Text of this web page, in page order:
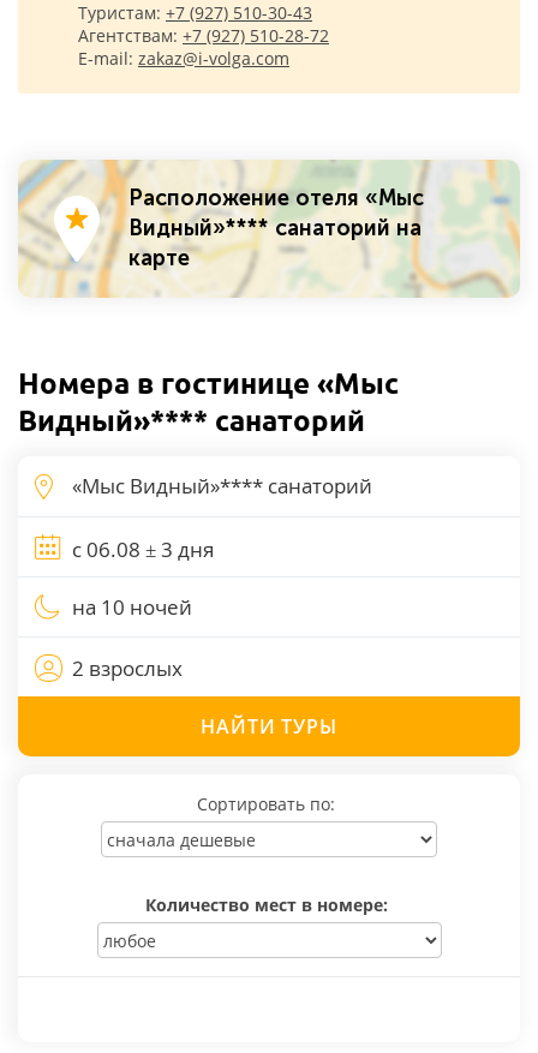
Туристам: +7 (927) 510-30-43
Агентствам: +7 (927) 510-28-72
E-mail: zakaz@i-volga.com
Расположение отеля «Мыс
Видный»**** санаторий на
карте
Номера в гостинице «Мыс
Видный»**** санаторий
на 10 ночей
2 взрослых
НАЙТИ ТУРЫ
Сортировать по:
Количество мест в номере: